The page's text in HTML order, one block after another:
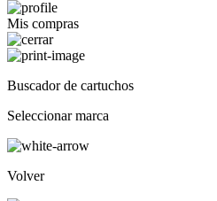
Mis compras
Buscador de cartuchos
Seleccionar marca
Volver